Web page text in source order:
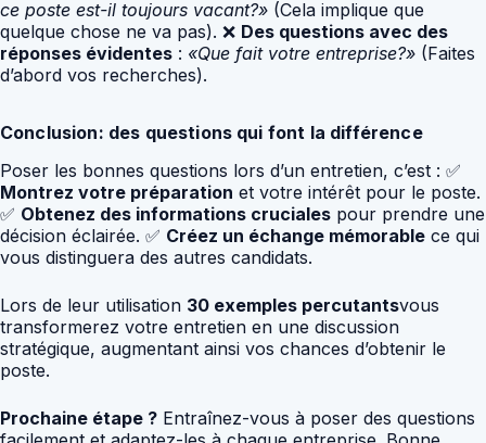
ce poste est-il toujours vacant?» (Cela implique que
quelque chose ne va pas). ❌ Des questions avec des
réponses évidentes : «Que fait votre entreprise?» (Faites
d’abord vos recherches).
Conclusion: des questions qui font la différence
Poser les bonnes questions lors d’un entretien, c’est : ✅
Montrez votre préparation et votre intérêt pour le poste.
✅ Obtenez des informations cruciales pour prendre une
décision éclairée. ✅ Créez un échange mémorable ce qui
vous distinguera des autres candidats.
Lors de leur utilisation 30 exemples percutantsvous
transformerez votre entretien en une discussion
stratégique, augmentant ainsi vos chances d’obtenir le
poste.
Prochaine étape ? Entraînez-vous à poser des questions